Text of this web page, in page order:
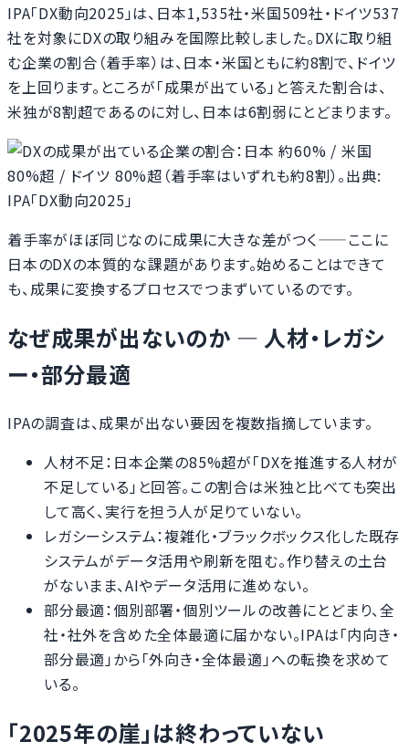
IPA「DX動向2025」は、日本1,535社・米国509社・ドイツ537
社を対象にDXの取り組みを国際比較しました。DXに取り組
む企業の割合（着手率）は、日本・米国ともに約8割で、ドイツ
を上回ります。ところが「成果が出ている」と答えた割合は、
米独が8割超であるのに対し、日本は6割弱にとどまります。
着手率がほぼ同じなのに成果に大きな差がつく——ここに
日本のDXの本質的な課題があります。始めることはできて
も、成果に変換するプロセスでつまずいているのです。
なぜ成果が出ないのか ― 人材・レガシ
ー・部分最適
IPAの調査は、成果が出ない要因を複数指摘しています。
人材不足：日本企業の85%超が「DXを推進する人材が
不足している」と回答。この割合は米独と比べても突出
して高く、実行を担う人が足りていない。
レガシーシステム：複雑化・ブラックボックス化した既存
システムがデータ活用や刷新を阻む。作り替えの土台
がないまま、AIやデータ活用に進めない。
部分最適：個別部署・個別ツールの改善にとどまり、全
社・社外を含めた全体最適に届かない。IPAは「内向き・
部分最適」から「外向き・全体最適」への転換を求めて
いる。
「2025年の崖」は終わっていない